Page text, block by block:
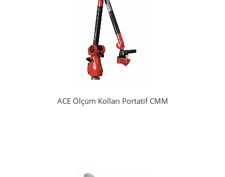
ACE Ölçüm Kolları Portatif CMM